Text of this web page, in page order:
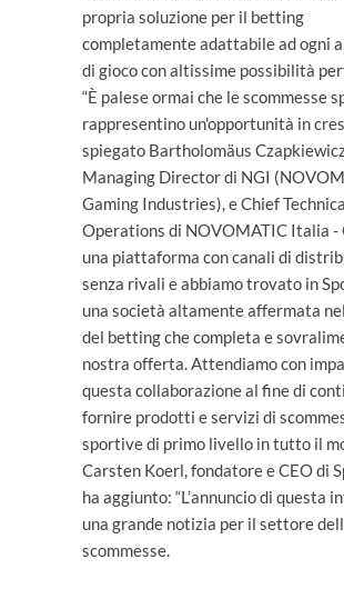
propria soluzione per il betting
completamente adattabile ad ogni
di gioco con altissime possibilità
“È palese ormai che le scommesse
rappresentino un'opportunità in
spiegato Bartholomäus
Managing Director di NGI
Gaming Industries), e Chief
Operations di NOVOMATIC Italia -
una piattaforma con canali di
senza rivali e abbiamo trovato in
una società altamente affermata
del betting che completa e
nostra offerta. Attendiamo con
questa collaborazione al fine di
fornire prodotti e servizi di
sportive di primo livello in tutto il
Carsten Koerl, fondatore e CEO di
ha aggiunto: “L’annuncio di questa
una grande notizia per il settore
scommesse.